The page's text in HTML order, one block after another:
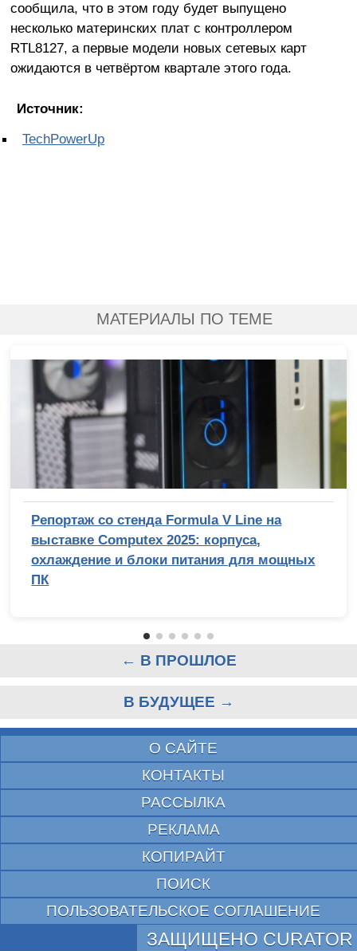
сообщила, что в этом году будет выпущено
несколько материнских плат с контроллером
RTL8127, а первые модели новых сетевых карт
ожидаются в четвёртом квартале этого года.
Источник:
TechPowerUp
МАТЕРИАЛЫ ПО ТЕМЕ
Репортаж со стенда Formula V Line на
выставке Computex 2025: корпуса,
охлаждение и блоки питания для мощных
ПК
← В ПРОШЛОЕ
В БУДУЩЕЕ →
О САЙТЕ
КОНТАКТЫ
РАССЫЛКА
РЕКЛАМА
КОПИРАЙТ
ПОИСК
ПОЛЬЗОВАТЕЛЬСКОЕ СОГЛАШЕНИЕ
ЗАЩИЩЕНО CURATOR